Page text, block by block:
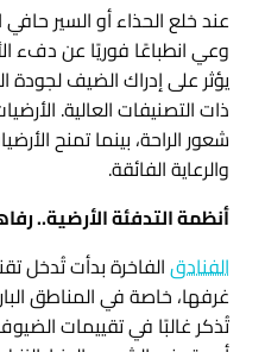
عند خلع الحذاء أو السير
وعي انطباعًا فوريًا عن دفء
يؤثر على إدراك الضيف
ذات التصنيفات العالية.
شعور الراحة، بينما تمنح
والرعاية الفائقة.
أنظمة التدفئة الأرضية..
الفنادقالفاخرة بدأت تُدخل
غرفها، خاصة في المناطق
تُذكر غالبًا في تقييمات